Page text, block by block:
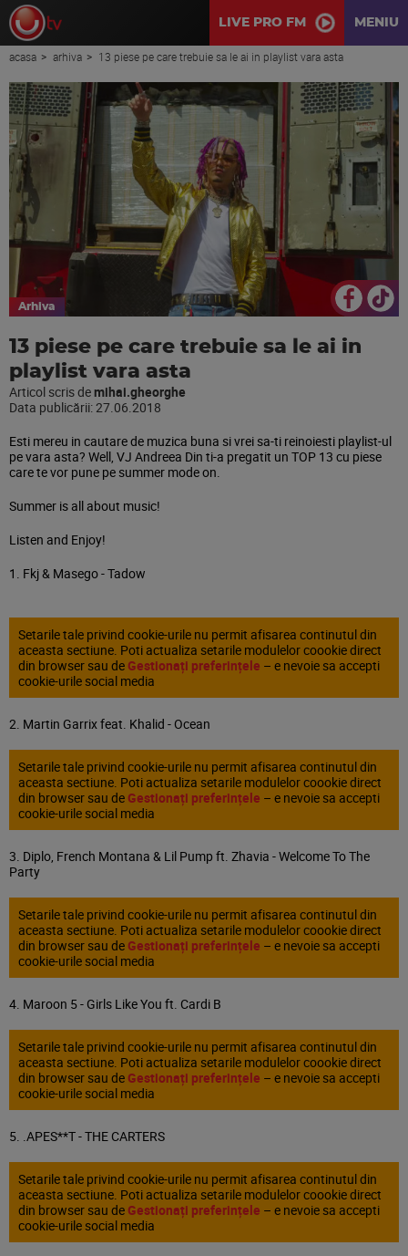
LIVE PRO FM MENIU
acasa arhiva 13 piese pe care trebuie sa le ai in playlist vara asta
Arhiva
13 piese pe care trebuie sa le ai in
playlist vara asta
Articol scris demihai.gheorghe
Data publicării:27.06.2018
Esti mereu in cautare de muzica buna si vrei sa-ti reinoiesti playlist-ul
pe vara asta? Well, VJ Andreea Din ti-a pregatit un TOP 13 cu piese
care te vor pune pe summer mode on.
Summer is all about music!
Listen and Enjoy!
1. Fkj & Masego - Tadow
Setarile tale privind cookie-urile nu permit afisarea continutul din
aceasta sectiune. Poti actualiza setarile modulelor coookie direct
din browser sau de Gestionați preferințele – e nevoie sa accepti
cookie-urile social media
2. Martin Garrix feat. Khalid - Ocean
Setarile tale privind cookie-urile nu permit afisarea continutul din
aceasta sectiune. Poti actualiza setarile modulelor coookie direct
din browser sau de Gestionați preferințele – e nevoie sa accepti
cookie-urile social media
3. Diplo, French Montana & Lil Pump ft. Zhavia - Welcome To The
Party
Setarile tale privind cookie-urile nu permit afisarea continutul din
aceasta sectiune. Poti actualiza setarile modulelor coookie direct
din browser sau de Gestionați preferințele – e nevoie sa accepti
cookie-urile social media
4. Maroon 5 - Girls Like You ft. Cardi B
Setarile tale privind cookie-urile nu permit afisarea continutul din
aceasta sectiune. Poti actualiza setarile modulelor coookie direct
din browser sau de Gestionați preferințele – e nevoie sa accepti
cookie-urile social media
5. .APES**T - THE CARTERS
Setarile tale privind cookie-urile nu permit afisarea continutul din
aceasta sectiune. Poti actualiza setarile modulelor coookie direct
din browser sau de Gestionați preferințele – e nevoie sa accepti
cookie-urile social media